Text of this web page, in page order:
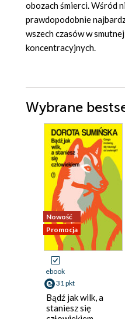
obozach śmierci. Wśród
prawdopodobnie
wszech czasów w
koncentracyjnych.
Wybrane
Nowość
Promocja
ebook
31 pkt
Bądź jak wilk, a
staniesz się